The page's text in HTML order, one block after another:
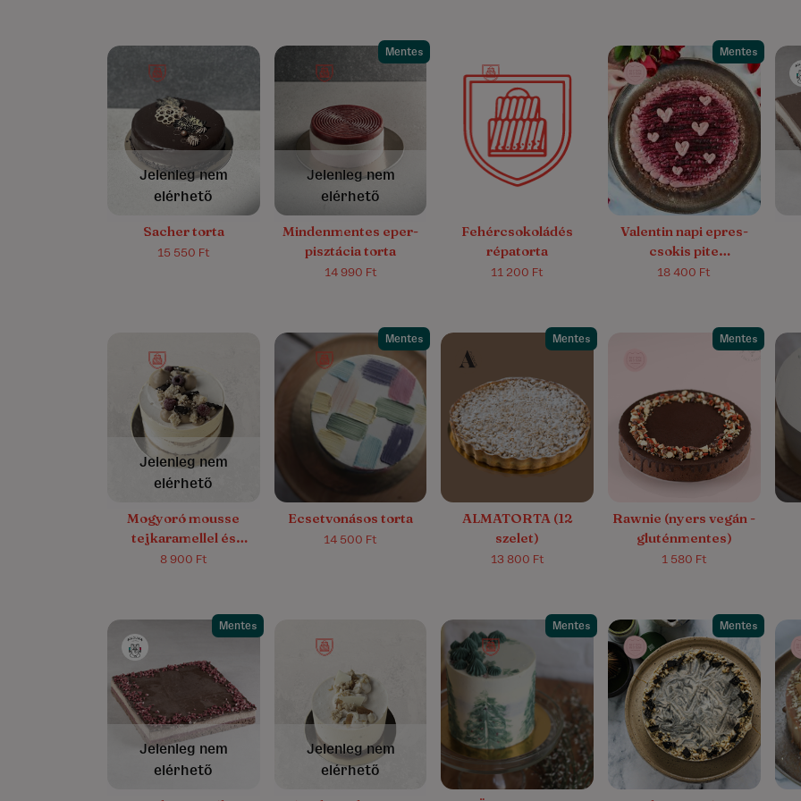
4.9/5 (8)
Jelenleg nem
elérhető
Sacher torta
15 550 Ft
Mentes
4.4/5 (17)
Jelenleg nem
elérhető
Mindenmentes eper-
pisztácia torta
14 990 Ft
Fehércsokoládés
répatorta
11 200 Ft
Mentes
Valentin napi epres-
csokis pite
(nyersvegán)
18 400 Ft
4.8/5 (5)
Jelenleg nem
elérhető
Mogyoró mousse
tejkaramellel és
áfonyával – cukor és
8 900 Ft
Mentes
Ecsetvonásos torta
14 500 Ft
Mentes
5.0/5 (4)
ALMATORTA (12
szelet)
13 800 Ft
Mentes
4.1/5 (19)
Rawnie (nyers vegán -
gluténmentes)
1 580 Ft
Mentes
Jelenleg nem
elérhető
4.6/5 (14)
Jelenleg nem
elérhető
Mentes
5.0/5 (1)
Mentes
5.0/5 (1)